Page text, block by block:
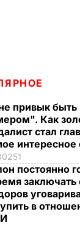
привык
Как
стал
постоянно
заключать
в